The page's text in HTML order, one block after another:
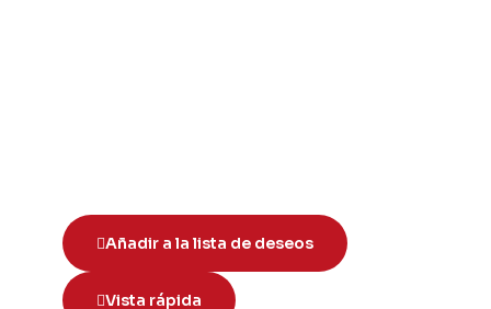
Añadir a la lista de deseos
Vista rápida